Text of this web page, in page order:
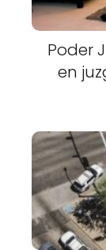
Poder
en